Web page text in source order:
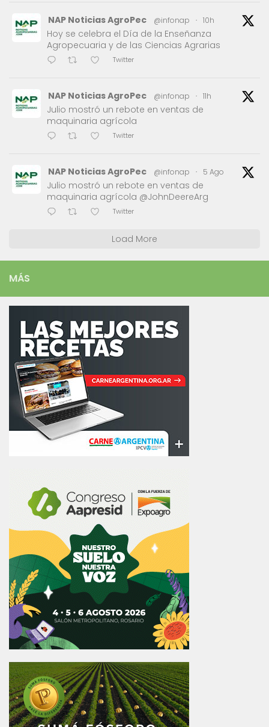
NAP Noticias AgroPec @infonap · 10h
Hoy se celebra el Día de la Enseñanza
Agropecuaria y de las Ciencias Agrarias
Twitter
NAP Noticias AgroPec @infonap · 11h
Julio mostró un rebote en ventas de
maquinaria agrícola
Twitter
NAP Noticias AgroPec @infonap · 5 Ago
Julio mostró un rebote en ventas de
maquinaria agrícola @JohnDeereArg
Twitter
Load More
MÁS